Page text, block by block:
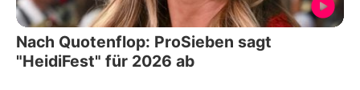
Nach Quotenflop: ProSieben sagt
"HeidiFest" für 2026 ab